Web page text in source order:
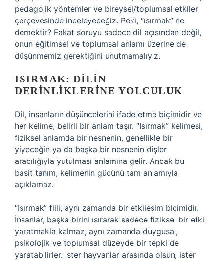
pedagojik yöntemler ve bireysel/toplumsal etkiler
çerçevesinde inceleyeceğiz. Peki, “ısırmak” ne
demektir? Fakat soruyu sadece dil açısından değil,
onun eğitimsel ve toplumsal anlamı üzerine de
düşünmemiz gerektiğini unutmamalıyız.
ISIRMAK: DILIN
DERINLIKLERINE YOLCULUK
Dil, insanların düşüncelerini ifade etme biçimidir ve
her kelime, belirli bir anlam taşır. “Isırmak” kelimesi,
fiziksel anlamda bir nesnenin, genellikle bir
yiyeceğin ya da başka bir nesnenin dişler
aracılığıyla yutulması anlamına gelir. Ancak bu
basit tanım, kelimenin gücünü tam anlamıyla
açıklamaz.
“Isırmak” fiili, aynı zamanda bir etkileşim biçimidir.
İnsanlar, başka birini ısırarak sadece fiziksel bir etki
yaratmakla kalmaz, aynı zamanda duygusal,
psikolojik ve toplumsal düzeyde bir tepki de
yaratabilirler. İster hayvanlar arasında olsun, ister